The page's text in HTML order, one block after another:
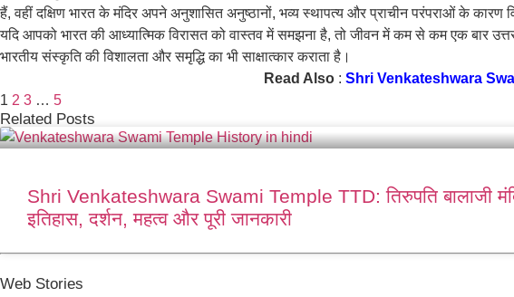
हैं, वहीं दक्षिण भारत के मंदिर अपने अनुशासित अनुष्ठानों, भव्य स्थापत्य और प्राचीन परंपराओं के कारण
यदि आपको भारत की आध्यात्मिक विरासत को वास्तव में समझना है, तो जीवन में कम से कम एक बार
भारतीय संस्कृति की विशालता और समृद्धि का भी साक्षात्कार कराता है।
Read Also : Shri Venkateshwara Swami
1 2 3 … 5
Related Posts
Shri Venkateshwara Swami Temple TTD: तिरुपति बालाजी
इतिहास, दर्शन, महत्व और पूरी जानकारी
Web Stories